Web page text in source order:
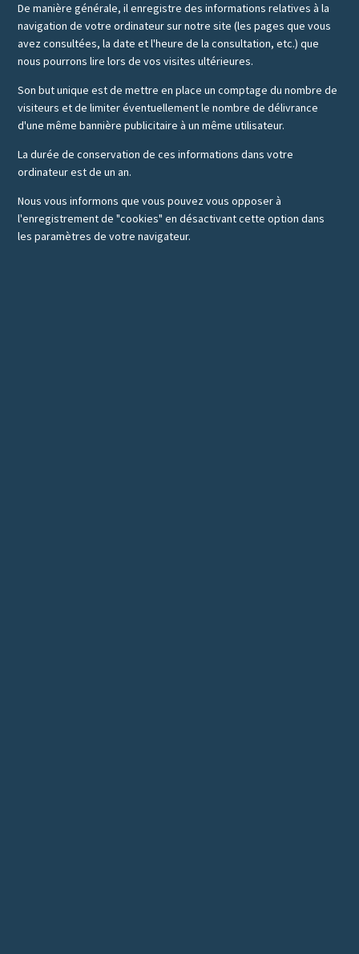
De manière générale, il enregistre des informations relatives à la
navigation de votre ordinateur sur notre site (les pages que vous
avez consultées, la date et l'heure de la consultation, etc.) que
nous pourrons lire lors de vos visites ultérieures.
Son but unique est de mettre en place un comptage du nombre de
visiteurs et de limiter éventuellement le nombre de délivrance
d'une même bannière publicitaire à un même utilisateur.
La durée de conservation de ces informations dans votre
ordinateur est de un an.
Nous vous informons que vous pouvez vous opposer à
l'enregistrement de "cookies" en désactivant cette option dans
les paramètres de votre navigateur.